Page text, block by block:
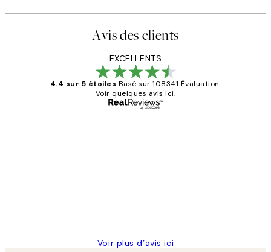
Avis des clients
EXCELLENTS
4.4 sur 5 étoiles Basé sur 108341 Évaluation.
Voir quelques avis ici.
Voir plus d’avis ici